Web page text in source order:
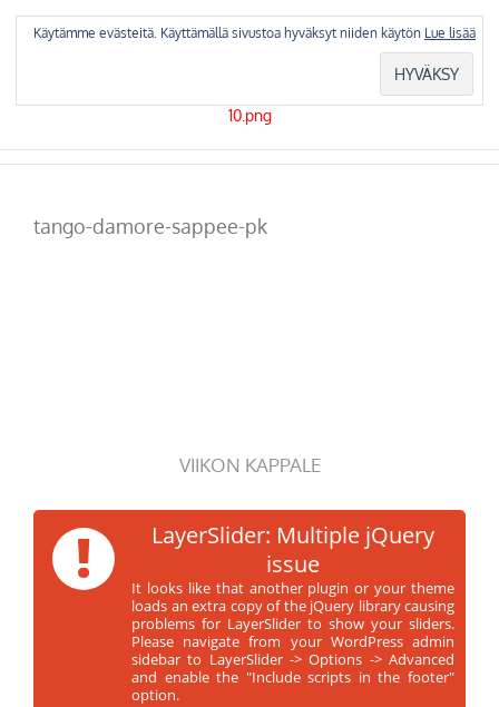
tango-damore-sappee-pk
VIIKON KAPPALE
!
LayerSlider: Multiple jQuery
issue
It looks like that another plugin or your theme
loads an extra copy of the jQuery library causing
problems for LayerSlider to show your sliders.
Please navigate from your WordPress admin
sidebar to LayerSlider -> Options -> Advanced
and enable the "Include scripts in the footer"
option.
Käytämme evästeitä. Käyttämällä sivustoa hyväksyt niiden käytön Lue lisää